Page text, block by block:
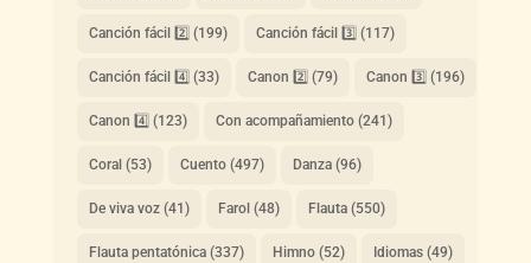
Canción fácil 2️⃣ (199) Canción fácil 3️⃣ (117)
Canción fácil 4️⃣ (33) Canon 2️⃣ (79) Canon 3️⃣ (196)
Canon 4️⃣ (123) Con acompañamiento(241)
Coral (53) Cuento(497) Danza(96)
De viva voz(41) Farol (48) Flauta(550)
Flauta pentatónica(337) Himno(52) Idiomas(49)